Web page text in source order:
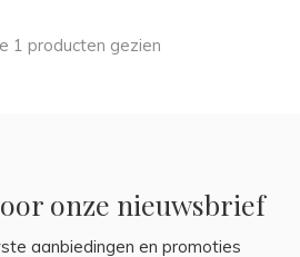
1 producten gezien
onze nieuwsbrief
aanbiedingen en promoties